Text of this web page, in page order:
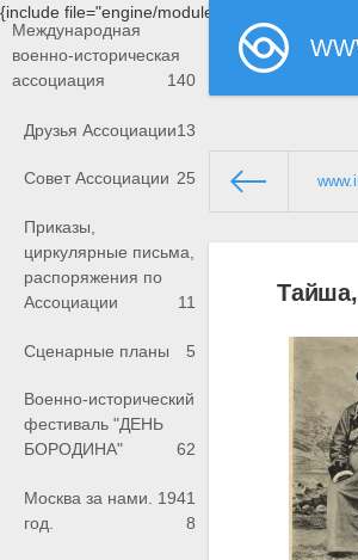
{include file="engine/modules/saperu/head.php"}
Международная
военно-историческая
ассоциация
140
Друзья Ассоциации13
Совет Ассоциации 25
Приказы,
циркулярные письма,
распоряжения по
Ассоциации
11
Сценарные планы 5
Военно-исторический
фестиваль "ДЕНЬ
БОРОДИНА"
62
Москва за нами. 1941
год.
8